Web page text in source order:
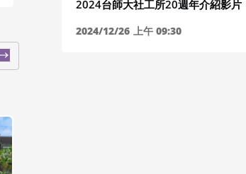
2024台師大社工所20週年介紹影片
2024/12/26 上午 09:30